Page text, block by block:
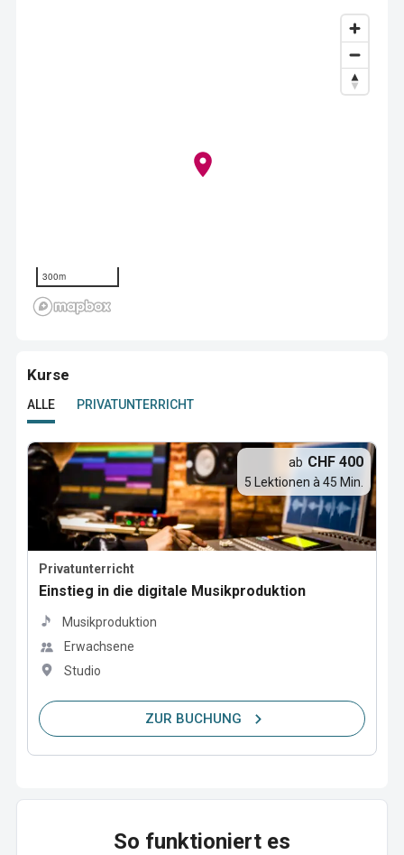
300m
Kurse
ALLE PRIVATUNTERRICHT
Privatunterricht
Einstieg in die digitale Musikproduktion
Musikproduktion
Erwachsene
Studio
ab CHF 400
5 Lektionen à 45 Min.
ZUR BUCHUNG
So funktioniert es